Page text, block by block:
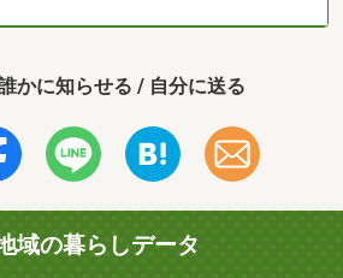
かに知らせる / 自分に送る
域の暮らしデータ